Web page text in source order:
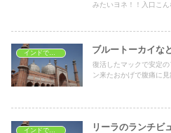
みたいヨネ！！入口こ
インドでレストラン ブルートーカイな
復活したマックで安定
ン来たおかげで腹痛に
リーラのランチビ